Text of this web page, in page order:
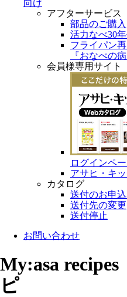
向け
アフターサービス
部品のご購入
活力なべ30
フライパン
『おなべの病
会員様専用サイト
ログインペ
アサヒ・キ
カタログ
送付のお申
送付先の変更
送付停止
お問い合わせ
My:asa
ピ